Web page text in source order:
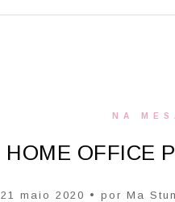
NA
HOME OFFICE
21 maio 2020 • por Ma